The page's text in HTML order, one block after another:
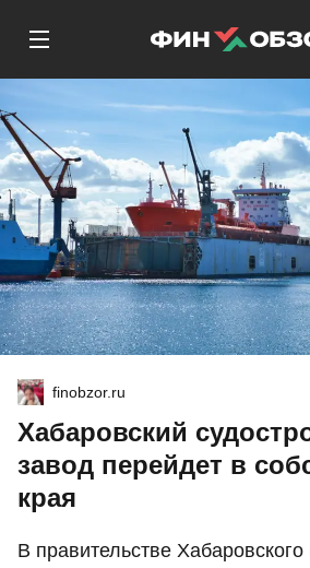
finobzor.ru
Хабаровский
завод перейдет в
края
В правительстве